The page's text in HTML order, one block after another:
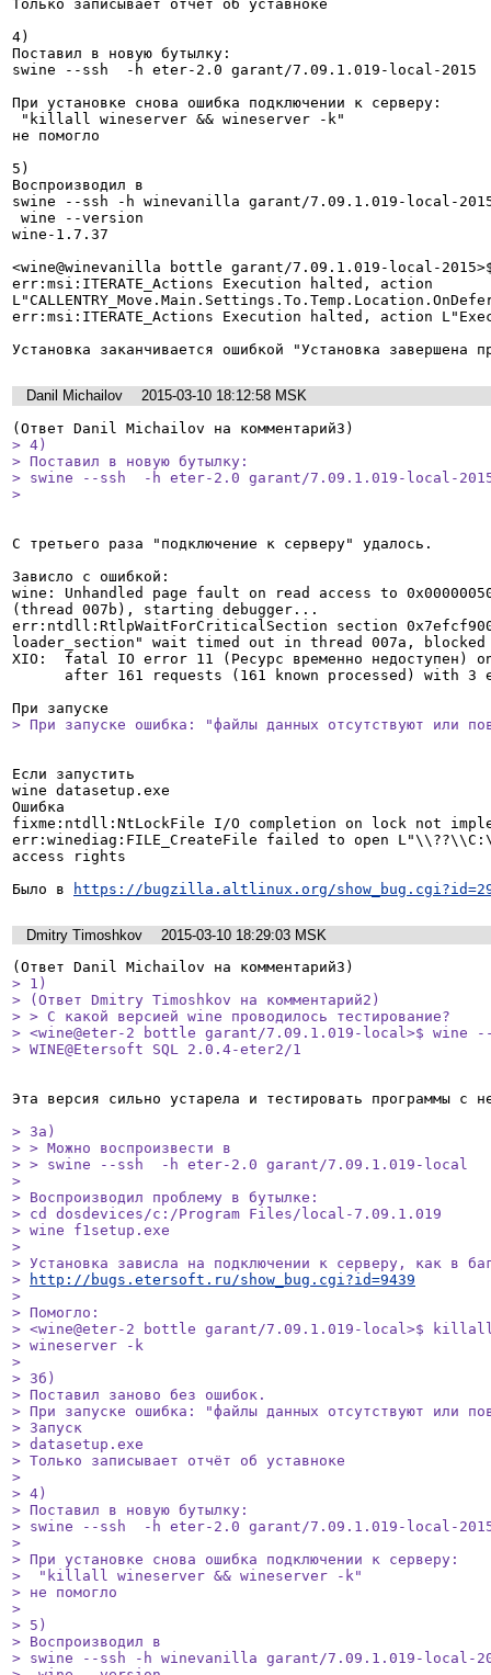
Только записывает отчёт об уставноке
4)
Поставил в новую бутылку:
swine --ssh  -h eter-2.0 garant/7.09.1.019-local-2015
При установке снова ошибка подключении к серверу:
не помогло
5)
Воспроизводил в
swine --ssh -h winevanilla garant/7.09.1.019-local-
wine-1.7.37
<wine@winevanilla bottle garant/7.09.1.019-local-
err:msi:ITERATE_Actions Execution halted, action
err:msi:ITERATE_Actions Execution halted, action
Установка заканчивается ошибкой "Установка завершена
Danil Michailov
2015-03-10 18:12:58 MSK
> 4)
> Поставил в новую бутылку:
> swine --ssh  -h eter-2.0 garant/7.09.1.019-local-
>
С третьего раза "подключение к серверу" удалось.
Зависло с ошибкой:
wine: Unhandled page fault on read access to
(thread 007b), starting debugger...
err:ntdll:RtlpWaitForCriticalSection section
loader_section" wait timed out in thread 007a,
XIO:  fatal IO error 11 (Ресурс временно недоступен)
> При запуске ошибка: "файлы данных отсутствуют или
Если запустить
wine datasetup.exe
Ошибка
fixme:ntdll:NtLockFile I/O completion on lock not
err:winediag:FILE_CreateFile failed to open
access rights
Было в
https://bugzilla.altlinux.org/
Dmitry Timoshkov
2015-03-10 18:29:03 MSK
> 1)
> (Ответ Dmitry Timoshkov на комментарий2)
> > С какой версией wine проводилось тестирование?
> <wine@eter-2 bottle garant/7.09.1.019-local>$ wine
> WINE@Etersoft SQL 2.0.4-eter2/1
Эта версия сильно устарела и тестировать программы с
> 3а)
> > Можно воспроизвести в
> > swine --ssh  -h eter-2.0 garant/7.09.1.019-local
>
> Воспроизводил проблему в бутылке:
> cd dosdevices/c:/Program Files/local-7.09.1.019
> wine f1setup.exe
>
> Установка зависла на подключении к серверу, как в
>
http://bugs.etersoft.ru/show_bug.cgi?id=9439
>
> Помогло:
> <wine@eter-2 bottle garant/7.09.1.019-local>$ killall
> wineserver -k
>
> 3б)
> Поставил заново без ошибок.
> При запуске ошибка: "файлы данных отсутствуют или
> Запуск
> datasetup.exe
> Только записывает отчёт об уставноке
>
> 4)
> Поставил в новую бутылку:
> swine --ssh  -h eter-2.0 garant/7.09.1.019-local-
>
> При установке снова ошибка подключении к серверу:
>  "killall wineserver && wineserver -k"
> не помогло
>
> 5)
> Воспроизводил в
> swine --ssh -h winevanilla garant/7.09.1.019-local-